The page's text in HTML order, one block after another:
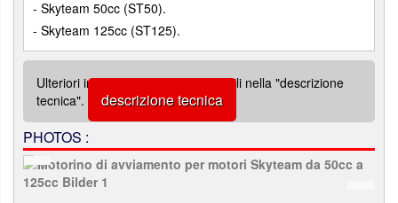
- Skyteam 50cc (ST50).
- Skyteam 125cc (ST125).
Ulteriori informazioni sono disponibili nella "descrizione
tecnica".
descrizione tecnica
PHOTOS :